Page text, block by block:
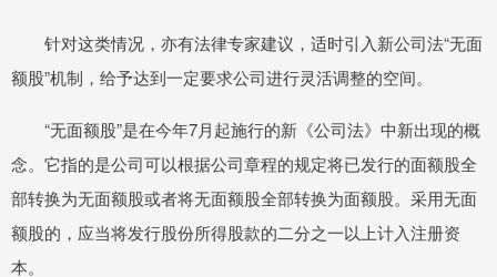
针对这类情况，亦有法律专家建议，适时引入新公司法“无面
额股”机制，给予达到一定要求公司进行灵活调整的空间。
“无面额股”是在今年7月起施行的新《公司法》中新出现的概
念。它指的是公司可以根据公司章程的规定将已发行的面额股全
部转换为无面额股或者将无面额股全部转换为面额股。采用无面
额股的，应当将发行股份所得股款的二分之一以上计入注册资
本。